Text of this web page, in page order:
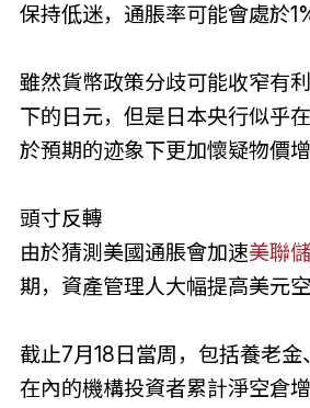
保持低迷，通脹率可能會處於
雖然貨幣政策分歧可能收窄有
下的日元，但是日本央行似乎
於預期的迹象下更加懷疑物價增
頭寸反轉
由於猜測美國通脹會加速美聯儲
期，資產管理人大幅提高美元
截止7月18日當周，包括養老金
在內的機構投資者累計淨空倉